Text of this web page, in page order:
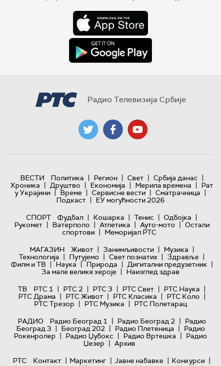
Радио Телевизија Србије
ВЕСТИ Политика | Регион | Свет | Србија данас |
Хроника | Друштво | Економија | Мерила времена | Рат
у Украјини | Време | Сервисне вести | Сматрачница |
Подкаст | ЕУ могућности 2026
СПОРТ
Фудбал | Кошарка | Тенис | Одбојка |
Рукомет | Ватерполо | Атлетика | Ауто-мото | Остали
спортови | Меморијал РТС
МАГАЗИН
Живот | Занимљивости | Музика |
Технологијa | Путујемо | Свет познатих | Здравље |
Филм и ТВ | Наука | Природа | Дигитални предузетник |
За мале велике хероје | Наизглед здрав
ТВ
РТС 1 | РТС 2 | РТС 3 | РТС Свет | РТС Наука |
РТС Драма | РТС Живот | РТС Класика | РТС Коло |
РТС Трезор | РТС Музика | РТС Полетарац
РАДИО
Радио Београд 1 | Радио Београд 2 | Радио
Београд 3 | Београд 202 | Радио Плетеница | Радио
Рокенролер | Радио Џубокс | Радио Вртешка | Радио
Џезер | Архив
РТС
Контакт | Маркетинг | Јавне набавке | Конкурси |